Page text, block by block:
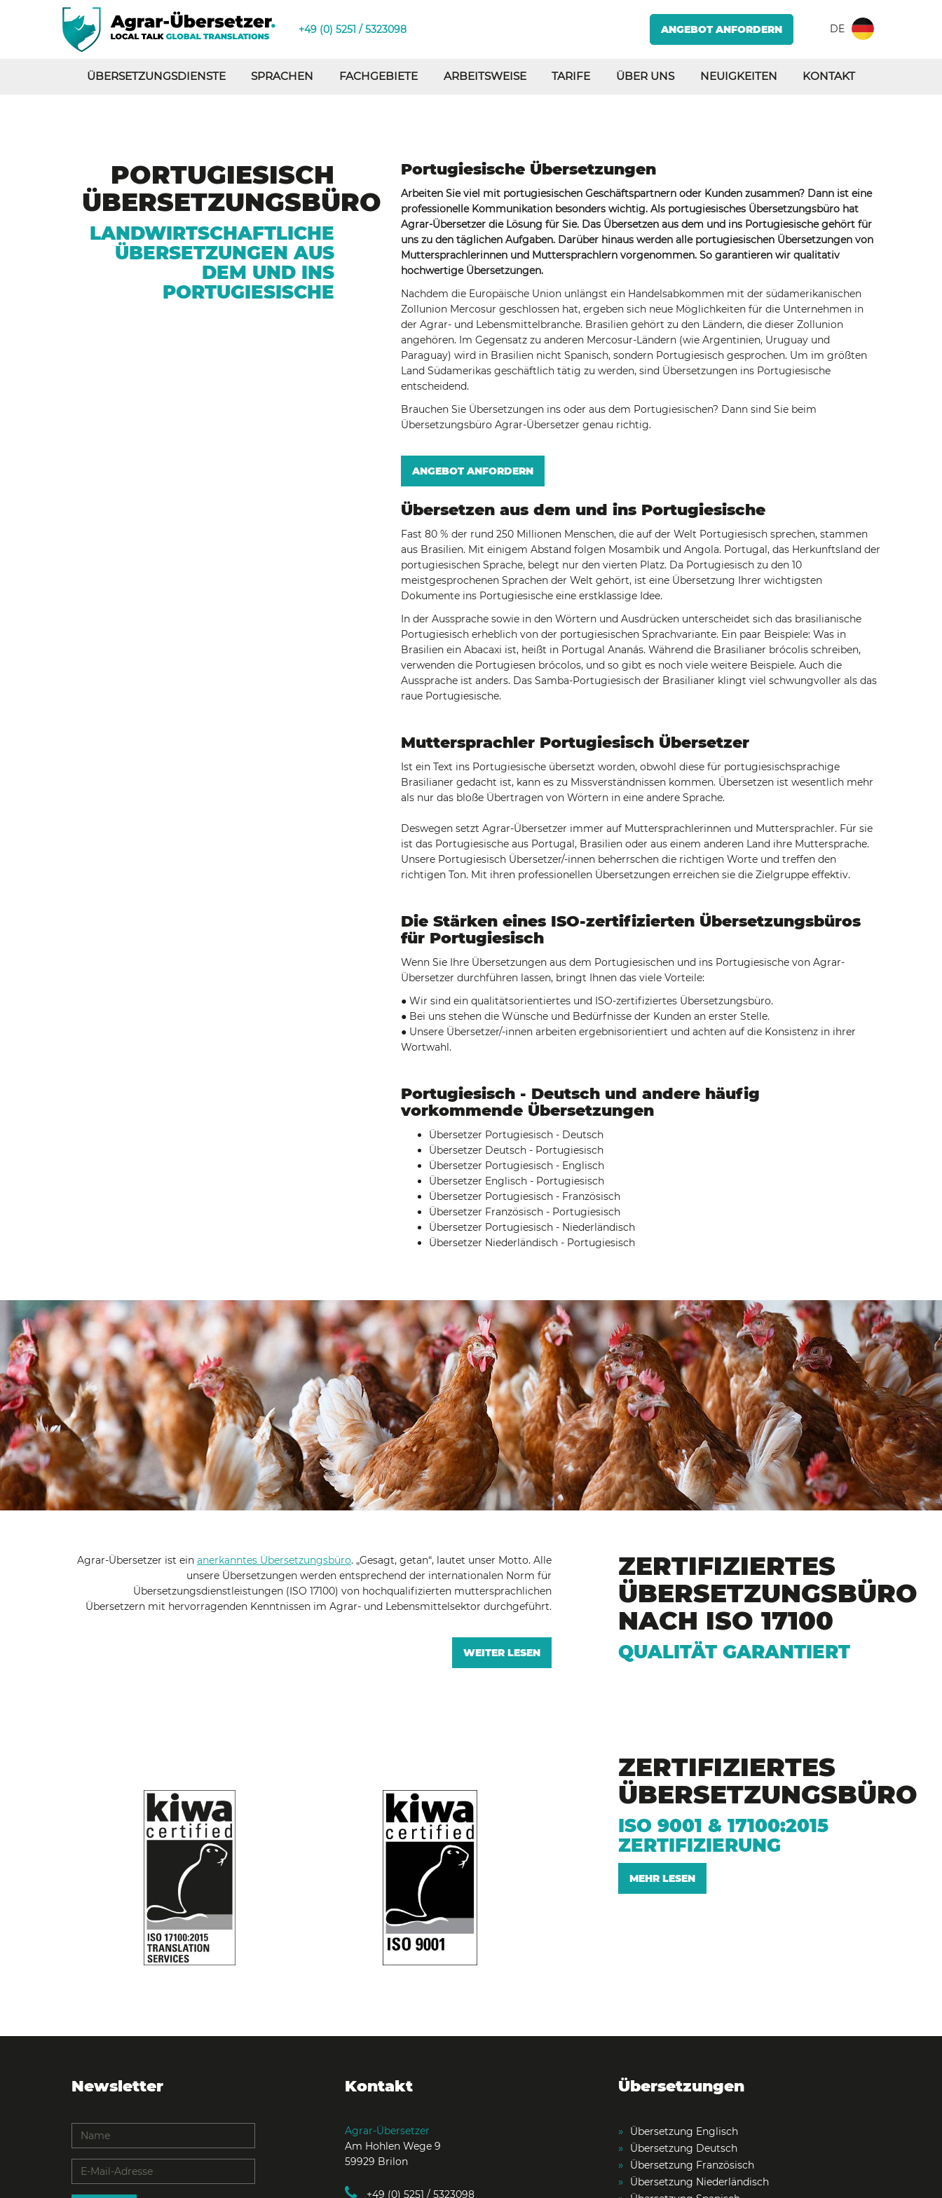
+49 (0) 5251 / 5323098 ANGEBOT ANFORDERN DE
ÜBERSETZUNGSDIENSTE SPRACHEN FACHGEBIETE ARBEITSWEISE TARIFE ÜBER UNS NEUIGKEITEN KONTAKT
PORTUGIESISCH
ÜBERSETZUNGSBÜRO
LANDWIRTSCHAFTLICHE
ÜBERSETZUNGEN AUS
DEM UND INS
PORTUGIESISCHE
Portugiesische Übersetzungen
Arbeiten Sie viel mit portugiesischen Geschäftspartnern oder Kunden zusammen? Dann ist eine
professionelle Kommunikation besonders wichtig. Als portugiesisches Übersetzungsbüro hat
Agrar-Übersetzer die Lösung für Sie. Das Übersetzen aus dem und ins Portugiesische gehört für
uns zu den täglichen Aufgaben. Darüber hinaus werden alle portugiesischen Übersetzungen von
Muttersprachlerinnen und Muttersprachlern vorgenommen. So garantieren wir qualitativ
hochwertige Übersetzungen.
Nachdem die Europäische Union unlängst ein Handelsabkommen mit der südamerikanischen
Zollunion Mercosur geschlossen hat, ergeben sich neue Möglichkeiten für die Unternehmen in
der Agrar- und Lebensmittelbranche. Brasilien gehört zu den Ländern, die dieser Zollunion
angehören. Im Gegensatz zu anderen Mercosur-Ländern (wie Argentinien, Uruguay und
Paraguay) wird in Brasilien nicht Spanisch, sondern Portugiesisch gesprochen. Um im größten
Land Südamerikas geschäftlich tätig zu werden, sind Übersetzungen ins Portugiesische
entscheidend.
Brauchen Sie Übersetzungen ins oder aus dem Portugiesischen? Dann sind Sie beim
Übersetzungsbüro Agrar-Übersetzer genau richtig.
ANGEBOT ANFORDERN
Übersetzen aus dem und ins Portugiesische
Fast 80 % der rund 250 Millionen Menschen, die auf der Welt Portugiesisch sprechen, stammen
aus Brasilien. Mit einigem Abstand folgen Mosambik und Angola. Portugal, das Herkunftsland der
portugiesischen Sprache, belegt nur den vierten Platz. Da Portugiesisch zu den 10
meistgesprochenen Sprachen der Welt gehört, ist eine Übersetzung Ihrer wichtigsten
Dokumente ins Portugiesische eine erstklassige Idee.
In der Aussprache sowie in den Wörtern und Ausdrücken unterscheidet sich das brasilianische
Portugiesisch erheblich von der portugiesischen Sprachvariante. Ein paar Beispiele: Was in
Brasilien ein Abacaxi ist, heißt in Portugal Ananás. Während die Brasilianer brócolis schreiben,
verwenden die Portugiesen brócolos, und so gibt es noch viele weitere Beispiele. Auch die
Aussprache ist anders. Das Samba-Portugiesisch der Brasilianer klingt viel schwungvoller als das
raue Portugiesische.
Muttersprachler Portugiesisch Übersetzer
Ist ein Text ins Portugiesische übersetzt worden, obwohl diese für portugiesischsprachige
Brasilianer gedacht ist, kann es zu Missverständnissen kommen. Übersetzen ist wesentlich mehr
als nur das bloße Übertragen von Wörtern in eine andere Sprache.
Deswegen setzt Agrar-Übersetzer immer auf Muttersprachlerinnen und Muttersprachler. Für sie
ist das Portugiesische aus Portugal, Brasilien oder aus einem anderen Land ihre Muttersprache.
Unsere Portugiesisch Übersetzer/-innen beherrschen die richtigen Worte und treffen den
richtigen Ton. Mit ihren professionellen Übersetzungen erreichen sie die Zielgruppe effektiv.
Die Stärken eines ISO-zertifizierten Übersetzungsbüros
für Portugiesisch
Wenn Sie Ihre Übersetzungen aus dem Portugiesischen und ins Portugiesische von Agrar-
Übersetzer durchführen lassen, bringt Ihnen das viele Vorteile:
● Wir sind ein qualitätsorientiertes und ISO-zertifiziertes Übersetzungsbüro.
● Bei uns stehen die Wünsche und Bedürfnisse der Kunden an erster Stelle.
● Unsere Übersetzer/-innen arbeiten ergebnisorientiert und achten auf die Konsistenz in ihrer
Wortwahl.
Portugiesisch - Deutsch und andere häufig
vorkommende Übersetzungen
Übersetzer Portugiesisch - Deutsch
Übersetzer Deutsch - Portugiesisch
Übersetzer Portugiesisch - Englisch
Übersetzer Englisch - Portugiesisch
Übersetzer Portugiesisch - Französisch
Übersetzer Französisch - Portugiesisch
Übersetzer Portugiesisch - Niederländisch
Übersetzer Niederländisch - Portugiesisch
ZERTIFIZIERTES
ÜBERSETZUNGSBÜRO
NACH ISO 17100
QUALITÄT GARANTIERT
Agrar-Übersetzer ist ein anerkanntes Übersetzungsbüro. „Gesagt, getan“, lautet unser Motto. Alle
unsere Übersetzungen werden entsprechend der internationalen Norm für
Übersetzungsdienstleistungen (ISO 17100) von hochqualifizierten muttersprachlichen
Übersetzern mit hervorragenden Kenntnissen im Agrar- und Lebensmittelsektor durchgeführt.
WEITER LESEN
ZERTIFIZIERTES
ÜBERSETZUNGSBÜRO
ISO 9001 & 17100:2015
ZERTIFIZIERUNG
MEHR LESEN
Newsletter Kontakt
Agrar-Übersetzer
Am Hohlen Wege 9
59929 Brilon
+49 (0) 5251 / 5323098
Übersetzungen
Übersetzung Englisch
Übersetzung Deutsch
Übersetzung Französisch
Übersetzung Niederländisch